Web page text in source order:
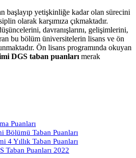
başlayıp yetişkinliğe kadar olan sürecini
olarak karşımıza çıkmaktadır.
davranışlarını, gelişimlerini,
bu bölüm üniversitelerin lisans ve ön
Ön lisans programında okuyan
DGS taban puanları merak
Puanları
Bölümü Taban Puanları
4 Yıllık Taban Puanları
Taban Puanları 2022